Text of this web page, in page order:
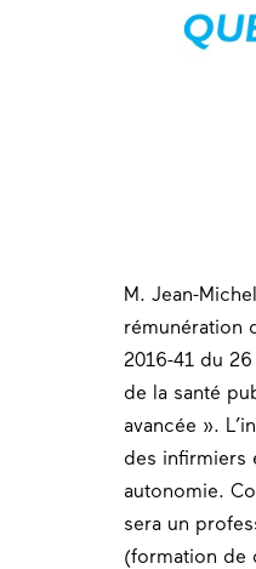
M. Jean-
rémunération
2016-41 du
de la santé
avancée ».
des infirmiers
autonomie.
sera un
(formation de